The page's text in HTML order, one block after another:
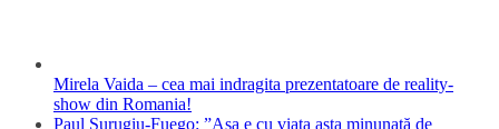
Mirela Vaida – cea mai indragita prezentatoare de reality-
show din Romania!
Paul Surugiu-Fuego: ”Așa e cu viața asta minunată de